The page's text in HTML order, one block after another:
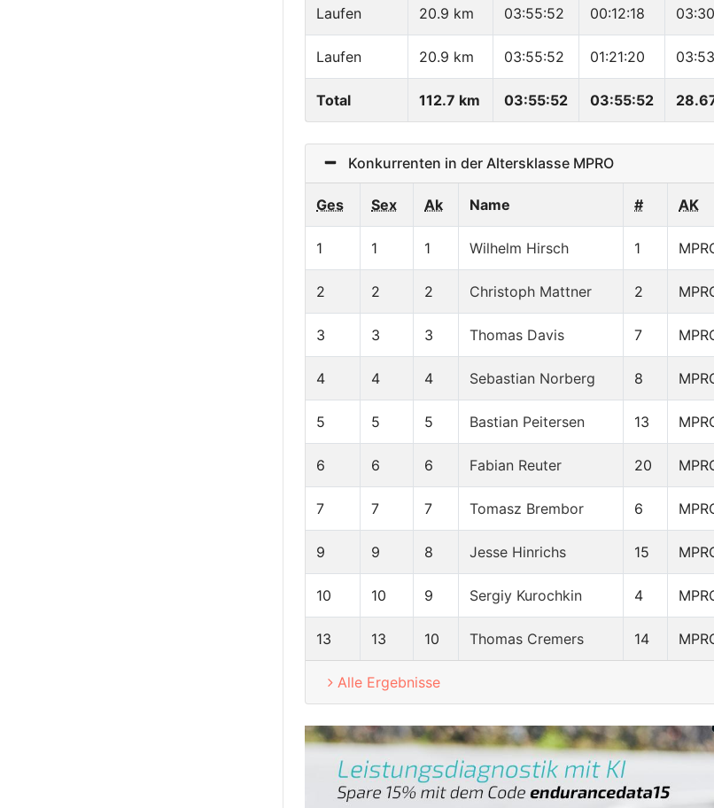
Laufen 20.9 km 03:55:52 00:12:18
Laufen 20.9 km 03:55:52 01:21:20
Total 112.7 km 03:55:52 03:55:52
Konkurrenten in der Altersklasse MPRO
Ges Sex Ak Name # AK
1 1 1 Wilhelm Hirsch 1
2 2 2 Christoph Mattner 2
3 3 3 Thomas Davis 7
4 4 4 Sebastian Norberg 8
5 5 5 Bastian Peitersen 13
6 6 6 Fabian Reuter 20
7 7 7 Tomasz Brembor 6
9 9 8 Jesse Hinrichs 15
10 10 9 Sergiy Kurochkin 4
13 13 10 Thomas Cremers 14
Alle Ergebnisse